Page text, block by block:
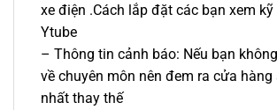
xe điện .Cách lắp đặt các bạn xem kỹ
Ytube
– Thông tin cảnh báo: Nếu bạn
về chuyên môn nên đem ra cửa hàng
nhất thay thế